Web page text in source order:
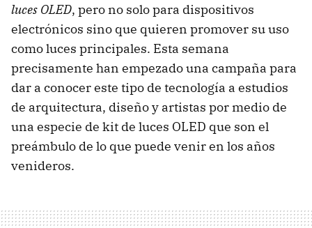
luces OLED, pero no solo para dispositivos
electrónicos sino que quieren promover su uso
como luces principales. Esta semana
precisamente han empezado una campaña para
dar a conocer este tipo de tecnología a estudios
de arquitectura, diseño y artistas por medio de
una especie de kit de luces OLED que son el
preámbulo de lo que puede venir en los años
venideros.